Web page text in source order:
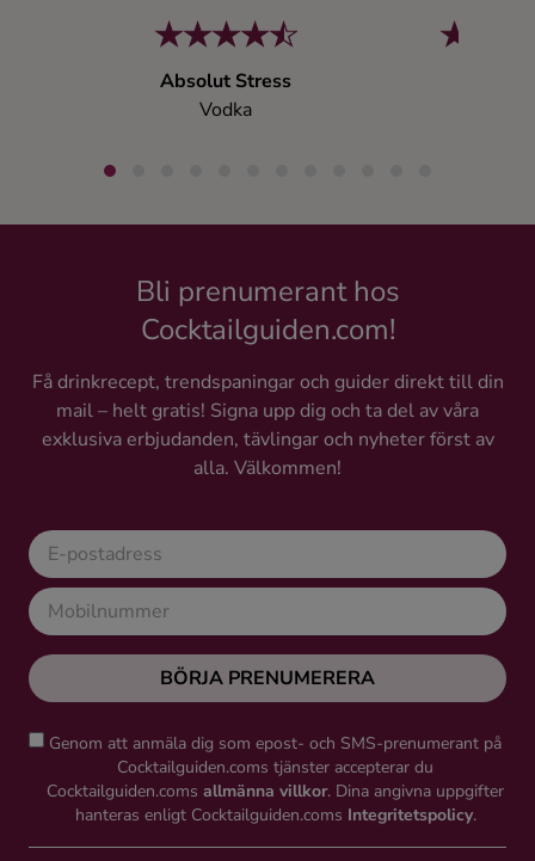
Absolut Stress
Vodka
Bli prenumerant hos
Cocktailguiden.com!
Få drinkrecept, trendspaningar och guider direkt till din
mail – helt gratis! Signa upp dig och ta del av våra
exklusiva erbjudanden, tävlingar och nyheter först av
alla. Välkommen!
BÖRJA PRENUMERERA
Genom att anmäla dig som epost- och SMS-prenumerant på
Cocktailguiden.coms tjänster accepterar du
Cocktailguiden.coms allmänna villkor. Dina angivna uppgifter
hanteras enligt Cocktailguiden.coms Integritetspolicy.